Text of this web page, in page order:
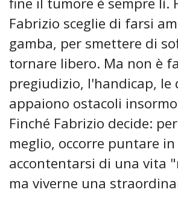
Fabrizio sceglie di farsi
gamba, per smettere di
tornare libero. Ma non è
pregiudizio, l'handicap, le
appaiono ostacoli
Finché Fabrizio decide:
meglio, occorre puntare
accontentarsi di una vita
ma viverne una